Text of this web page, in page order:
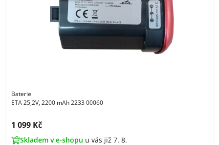
Baterie
ETA 25,2V, 2200 mAh 2233 00060
Cena s DPH:
1 099 Kč
Skladem v e-shopu u vás již 7. 8.